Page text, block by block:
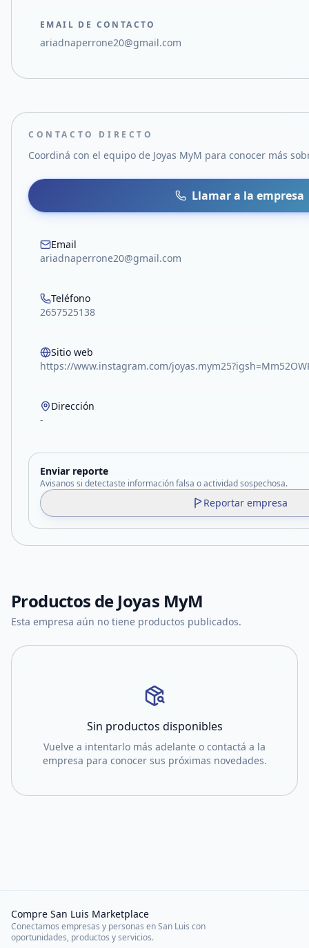
EMAIL DE CONTACTO
ariadnaperrone20@gmail.com
CONTACTO DIRECTO
Coordiná con el equipo de Joyas MyM para conocer más
Llamar a la empresa
Email
ariadnaperrone20@gmail.com
Teléfono
2657525138
Sitio web
https://www.instagram.com/
Dirección
-
Enviar reporte
Avisanos si detectaste información falsa o actividad sospechosa.
Reportar empresa
Productos de Joyas MyM
Esta empresa aún no tiene productos publicados.
Sin productos disponibles
Vuelve a intentarlo más adelante o contactá a la
empresa para conocer sus próximas novedades.
Compre San Luis Marketplace
Conectamos empresas y personas en San Luis con
oportunidades, productos y servicios.